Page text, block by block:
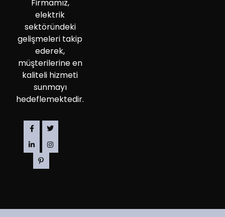
Firmamız,
elektrik
sektöründeki
gelişmeleri takip
ederek,
müşterilerine en
kaliteli hizmeti
sunmayı
hedeflemektedir.